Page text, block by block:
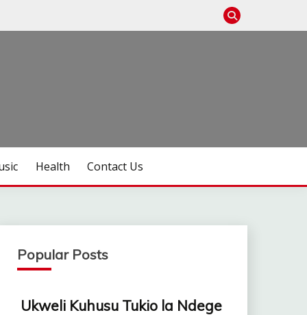
Health Contact Us
Popular Posts
Ukweli Kuhusu Tukio la Ndege